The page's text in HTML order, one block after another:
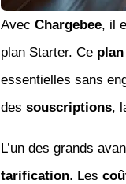
Avec Chargebee, il
plan Starter. Ce plan
essentielles sans
des souscriptions,
L’un des grands
tarification. Les